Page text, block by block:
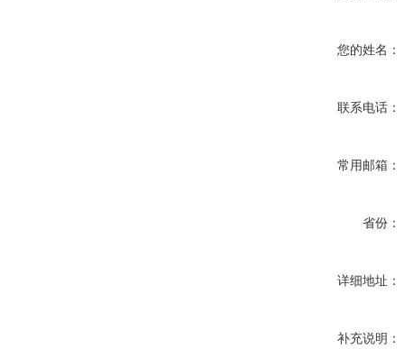
您的姓名：
联系电话：
常用邮箱：
省份：
详细地址：
补充说明：